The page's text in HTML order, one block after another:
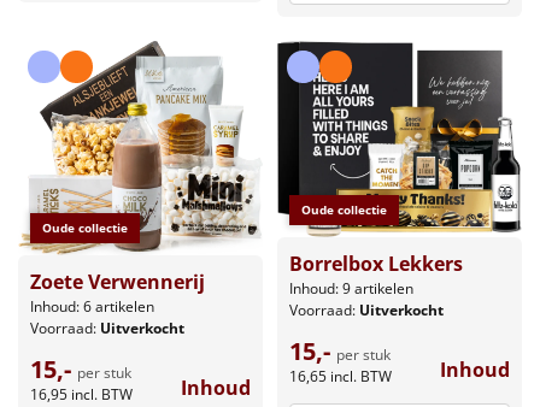
Oude collectie
Zoete Verwennerij
Inhoud: 6 artikelen
Voorraad: Uitverkocht
15,- per stuk
16,95 incl. BTW Inhoud
Oude collectie
Borrelbox Lekkers
Inhoud: 9 artikelen
Voorraad: Uitverkocht
15,- per stuk
16,65 incl. BTW Inhoud